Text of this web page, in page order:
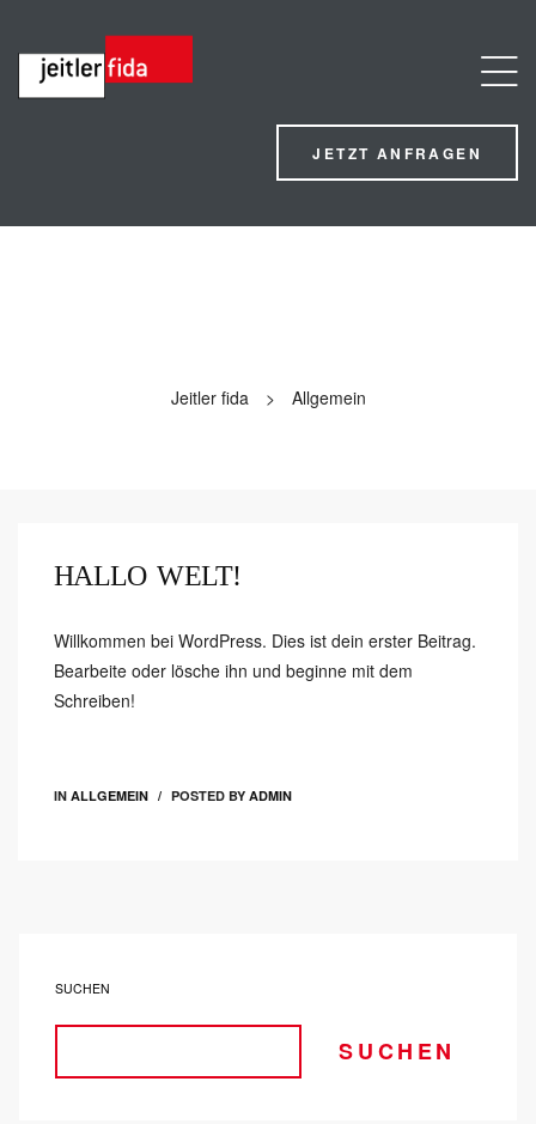
JETZT ANFRAGEN
Jeitler fida > Allgemein
HALLO WELT!
Willkommen bei WordPress. Dies ist dein erster Beitrag.
Bearbeite oder lösche ihn und beginne mit dem
Schreiben!
IN ALLGEMEIN POSTED BY ADMIN
SUCHEN
SUCHEN